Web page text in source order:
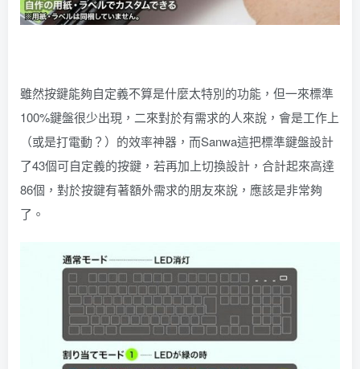
雖然按鍵能夠自定義不算是什麼太特別的功能，但一來標準
100%鍵盤很少出現，二來對於有需求的人來說，會是工作上
（或是打電動？）的效率神器，而Sanwa這把標準鍵盤設計
了43個可自定義的按鍵，若再加上切換設計，合計起來高達
86個，對於按鍵有著額外需求的朋友來說，應該是非常夠
了。